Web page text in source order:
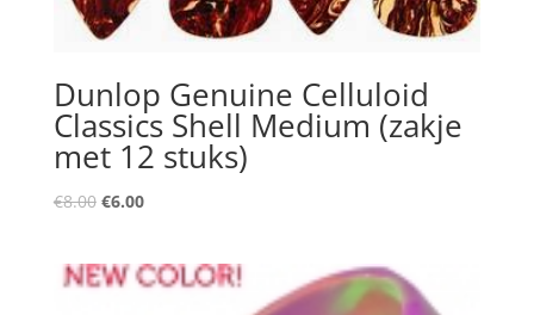
Dunlop Genuine Celluloid
Classics Shell Medium (zakje
met 12 stuks)
€8.00 Oorspronkelijke
€8.00.
€6.00Huidige
€6.00.